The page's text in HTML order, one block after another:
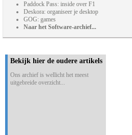
Paddock Pass: inside over F1
Deskora: organiseer je desktop
GOG: games
Naar het Software-archief...
Bekijk hier de oudere artikels
Ons archief is wellicht het meest
uitgebreide overzicht...